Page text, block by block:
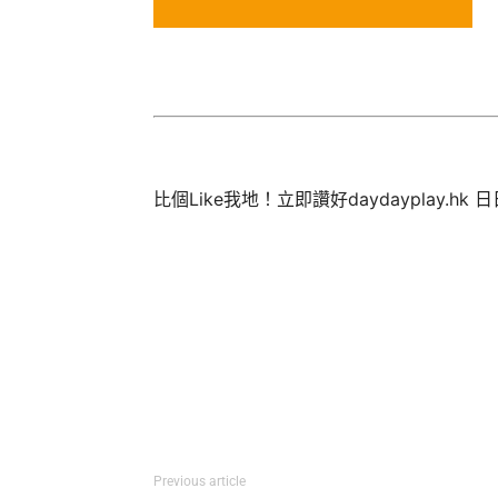
比個Like我地！立即讚好daydayplay.hk 日
Previous article